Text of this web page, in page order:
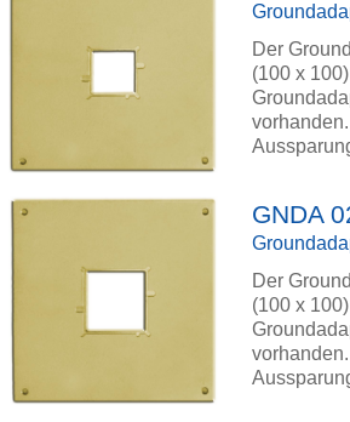
Der
(100 x
GNDA
Der
(100 x